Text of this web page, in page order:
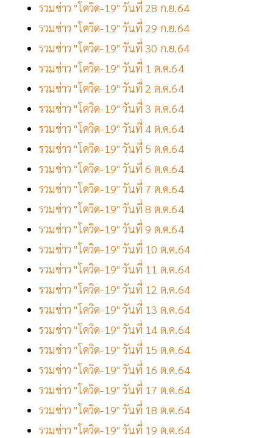
รวมข่าว "โควิด-19" วันที่ 28 ก.ย.64
รวมข่าว "โควิด-19" วันที่ 29 ก.ย.64
รวมข่าว "โควิด-19" วันที่ 30 ก.ย.64
รวมข่าว "โควิด-19" วันที่ 1 ต.ค.64
รวมข่าว "โควิด-19" วันที่ 2 ต.ค.64
รวมข่าว "โควิด-19" วันที่ 3 ต.ค.64
รวมข่าว "โควิด-19" วันที่ 4 ต.ค.64
รวมข่าว "โควิด-19" วันที่ 5 ต.ค.64
รวมข่าว "โควิด-19" วันที่ 6 ต.ค.64
รวมข่าว "โควิด-19" วันที่ 7 ต.ค.64
รวมข่าว "โควิด-19" วันที่ 8 ต.ค.64
รวมข่าว "โควิด-19" วันที่ 9 ต.ค.64
รวมข่าว "โควิด-19" วันที่ 10 ต.ค.64
รวมข่าว "โควิด-19" วันที่ 11 ต.ค.64
รวมข่าว "โควิด-19" วันที่ 12 ต.ค.64
รวมข่าว "โควิด-19" วันที่ 13 ต.ค.64
รวมข่าว "โควิด-19" วันที่ 14 ต.ค.64
รวมข่าว "โควิด-19" วันที่ 15 ต.ค.64
รวมข่าว "โควิด-19" วันที่ 16 ต.ค.64
รวมข่าว "โควิด-19" วันที่ 17 ต.ค.64
รวมข่าว "โควิด-19" วันที่ 18 ต.ค.64
รวมข่าว "โควิด-19" วันที่ 19 ต.ค.64